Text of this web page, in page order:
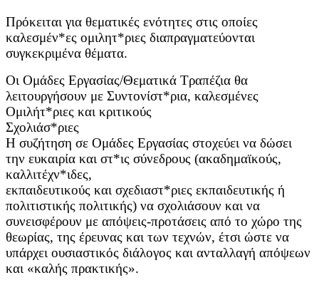
Πρόκειται για θεματικές ενότητες στις οποίες
καλεσμέν*ες ομιλητ*ριες διαπραγματεύονται
συγκεκριμένα θέματα.
Οι Oμάδες Eργασίας/Θεματικά Τραπέζια θα
λειτουργήσουν με Συντονίστ*ρια, καλεσμένες
Ομιλήτ*ριες και κριτικούς
Σχολιάσ*ριες
Η συζήτηση σε Ομάδες Εργασίας στοχεύει να δώσει
την ευκαιρία και στ*ις σύνεδρους (ακαδημαϊκούς,
καλλιτέχν*ιδες,
εκπαιδευτικούς και σχεδιαστ*ριες εκπαιδευτικής ή
πολιτιστικής πολιτικής) να σχολιάσουν και να
συνεισφέρουν με απόψεις-προτάσεις από το χώρο της
θεωρίας, της έρευνας και των τεχνών, έτσι ώστε να
υπάρχει ουσιαστικός διάλογος και ανταλλαγή απόψεων
και «καλής πρακτικής».